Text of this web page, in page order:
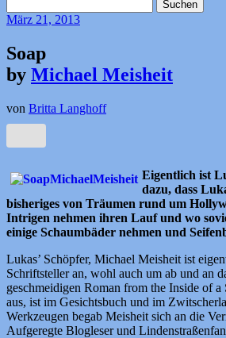
nach:
März 21, 2013
Soap
by Michael Meisheit
von Britta Langhoff
Eigentlich ist
dazu, dass
bisheriges von Träumen rund um
Intrigen nehmen ihren Lauf und wo
einige Schaumbäder nehmen und
Lukas’ Schöpfer, Michael Meisheit ist
Schriftsteller an, wohl auch um ab und an
geschmeidigen Roman from the Inside of
aus, ist im Gesichtsbuch und im
Werkzeugen begab Meisheit sich an die
Aufgeregte Blogleser und